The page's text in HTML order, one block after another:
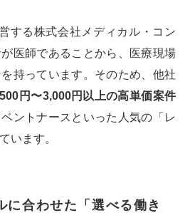
する株式会社メディカル・コン
医師であることから、医療現場
持っています。そのため、他社
円〜3,000円以上の高単価案件
ントナースといった人気の「レ
います。
合わせた「選べる働き